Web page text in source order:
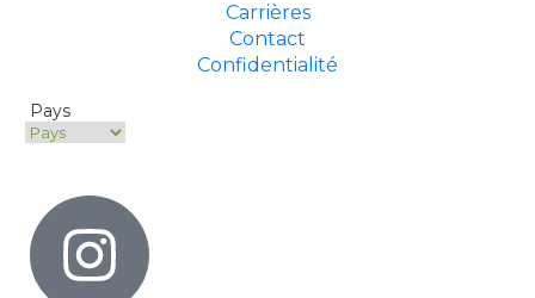
Carrières
Contact
Confidentialité
Pays